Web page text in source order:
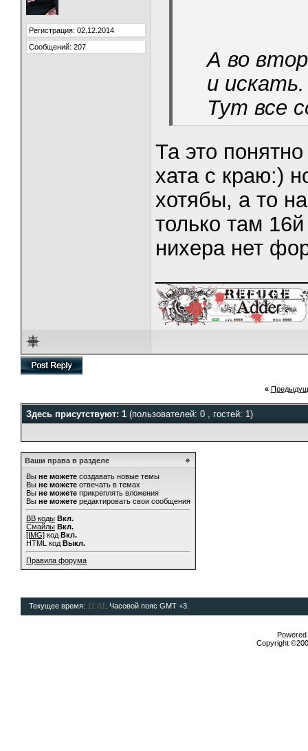
Регистрация: 02.12.2014
Сообщений: 207
А во
и искать.
Тут все
Та это
хата с краю:)
хотябы, а то
только там
нихера нет
«
Здесь присутствуют: 1 (пользователей: 0 , гостей: 1)
Ваши права в разделе
Вы не можете создавать новые темы
Вы не можете отвечать в темах
Вы не можете прикреплять вложения
Вы не можете редактировать свои сообщения
BB коды Вкл.
Смайлы Вкл.
[IMG] код Вкл.
HTML код Выкл.
Правила форума
Текущее время: 11:01 . Часовой пояс GMT +3.
Copyright